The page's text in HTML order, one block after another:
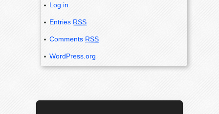
Log in
Entries RSS
Comments RSS
WordPress.org